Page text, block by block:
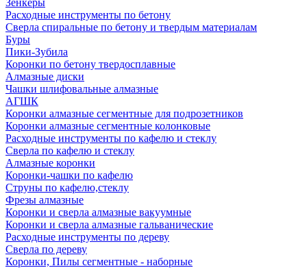
Зенкеры
Расходные инструменты по бетону
Сверла спиральные по бетону и твердым материалам
Буры
Пики-Зубила
Коронки по бетону твердосплавные
Алмазные диски
Чашки шлифовальные алмазные
АГШК
Коронки алмазные сегментные для подрозетников
Коронки алмазные сегментные колонковые
Расходные инструменты по кафелю и стеклу
Сверла по кафелю и стеклу
Алмазные коронки
Коронки-чашки по кафелю
Струны по кафелю,стеклу
Фрезы алмазные
Коронки и сверла алмазные вакуумные
Коронки и сверла алмазные гальванические
Расходные инструменты по дереву
Сверла по дереву
Коронки, Пилы сегментные - наборные